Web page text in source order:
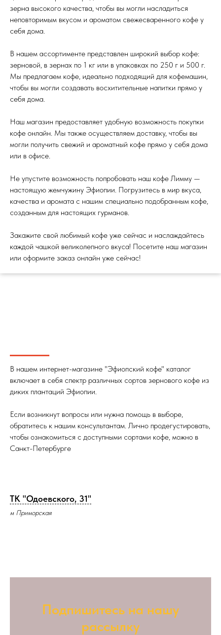
зерна высокого качества, чтобы вы могли насладиться
неповторимым вкусом и ароматом свежесваренного кофе у
себя дома.
В нашем ассортименте представлен широкий выбор кофе:
зерновой, в зернах по 1 кг или в упаковках по 250 г и 500 г.
Мы предлагаем кофе, идеально подходящий для кофемашин,
чтобы вы могли создавать восхитительные напитки прямо у
себя дома.
Наш магазин предоставляет удобную возможность покупки
кофе онлайн. Мы также осуществляем доставку, чтобы вы
могли получить свежий и ароматный кофе прямо у себя дома
или в офисе.
Не упустите возможность попробовать наш кофе Лимму —
настоящую жемчужину Эфиопии. Погрузитесь в мир вкуса,
качества и аромата с нашим специально подобранным кофе,
созданным для настоящих гурманов.
Закажите свой любимый кофе уже сейчас и наслаждайтесь
каждой чашкой великолепного вкуса! Посетите наш магазин
или оформите заказ онлайн уже сейчас!
В нашем интернет-магазине "Эфиопский кофе" каталог
включает в себя спектр различных сортов зернового кофе из
диких плантаций Эфиопии.
Если возникнут вопросы или нужна помощь в выборе,
обратитесь к нашим консультантам. Лично продегустировать,
чтобы ознакомиться с доступными сортами кофе, можно в
Санкт-Петербурге
ТК "Одоевского, 31"
м Приморская
Подпишитесь на нашу
рассылку